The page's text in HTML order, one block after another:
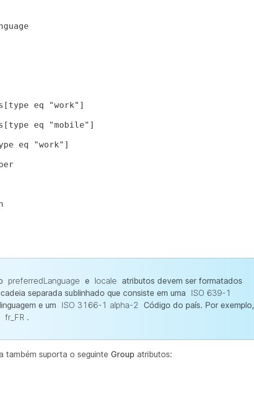
eq "work"]
eq "mobile"]
eq "work"]
preferredLanguage e locale atributos devem ser formatados
separada sublinhado que consiste em uma
ISO 639-1
e um
ISO 3166-1 alpha-2 Código do país. Por exemplo,
fr_FR .
também suporta o seguinte Group atributos: